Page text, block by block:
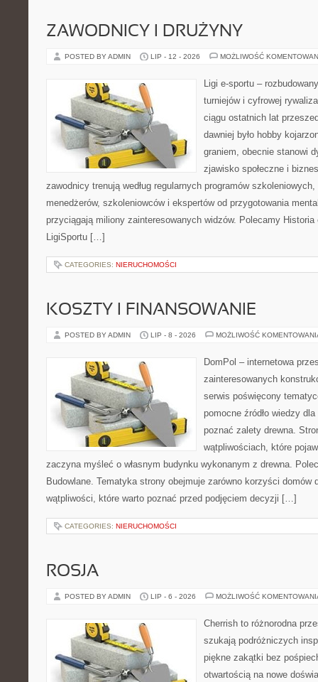
ZAWODNICY I DRUŻYNY
POSTED BY ADMIN LIP - 12 - 2026 MOŻLIWOŚĆ
Ligi e-sportu –
turniejów i cyfrowej
ciągu ostatnich lat
dawniej było hobby
graniem, obecnie stanowi
zjawisko społeczne i
zawodnicy trenują według regularnych programów
menedżerów, szkoleniowców i ekspertów od przygotowania
przyciągają miliony zainteresowanych widzów. Polecamy
LigiSportu […]
CATEGORIES: NIERUCHOMOŚCI
KOSZTY I FINANSOWANIE
POSTED BY ADMIN LIP - 8 - 2026 MOŻLIWOŚĆ
DomPol – internetowa
zainteresowanych
serwis poświęcony
pomocne źródło wiedzy
poznać zalety drewna.
wątpliwościach, które
zaczyna myśleć o własnym budynku wykonanym z drewna.
Budowlane. Tematyka strony obejmuje zarówno korzyści domów
wątpliwości, które warto poznać przed podjęciem decyzji […]
CATEGORIES: NIERUCHOMOŚCI
ROSJA
POSTED BY ADMIN LIP - 6 - 2026 MOŻLIWOŚĆ
Cherrish to różnorodna
szukają podróżniczych
piękne zakątki bez
otwartością na nowe